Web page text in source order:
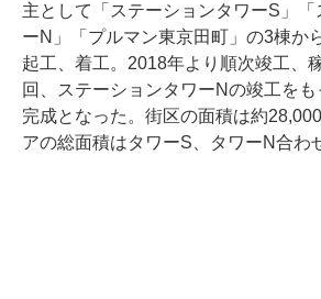
主として「ステーションタワーS」「
ーN」「プルマン東京田町」の3棟か
起工、着工。2018年より順次竣工、
回、ステーションタワーNの竣工を
完成となった。街区の面積は約
アの総面積はタワーS、タワーN合わ